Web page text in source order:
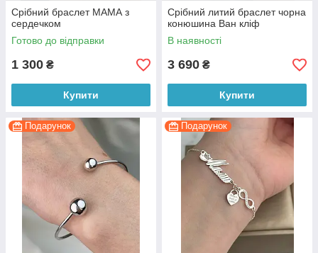
Срібний браслет МАМА з
сердечком
Готово до відправки
1 300 ₴
Купити
Срібний литий браслет чорна
конюшина Ван кліф
В наявності
3 690 ₴
Купити
Подарунок Подарунок